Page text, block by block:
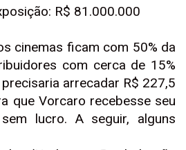
R$ 81.000.000
cinemas ficam com 50% da
com cerca de 15%
arrecadar R$ 227,5
que Vorcaro recebesse seu
lucro. A seguir, alguns